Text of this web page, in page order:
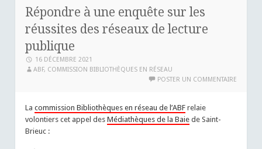
CONTENU
PRINCIPAL
Répondre à une enquête sur les
réussites des réseaux de lecture
publique
16 DÉCEMBRE 2021
ABF, COMMISSION BIBLIOTHÈQUES EN RÉSEAU
POSTER UN COMMENTAIRE
Lacommission Bibliothèques en réseau de l’ABF relaie
volontiers cet appel desMédiathèques de la Baie de Saint-
Brieuc :